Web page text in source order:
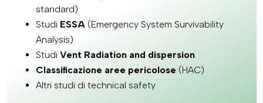
standard)
Studi ESSA(Emergency System Survivability
Analysis)
Studi Vent Radiation and dispersion
Classificazione aree pericolose (HAC)
Altri studi di technical safety